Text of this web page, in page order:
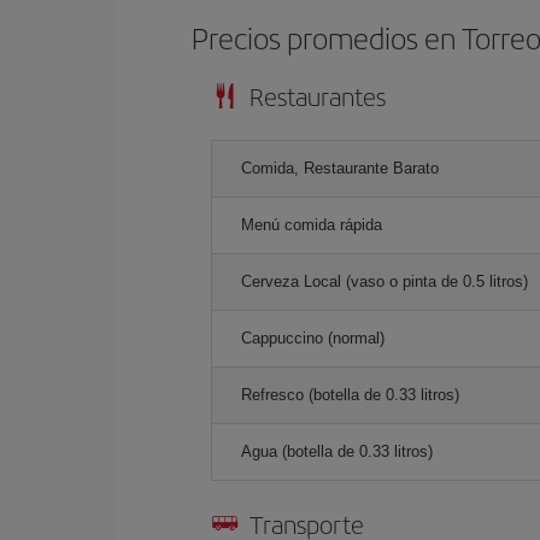
Precios promedios en
Restaurantes
Comida, Restaurante Barato
Menú comida rápida
Cerveza Local (vaso o pinta de 0.5 litros)
Cappuccino (normal)
Refresco (botella de 0.33 litros)
Agua (botella de 0.33 litros)
Transporte